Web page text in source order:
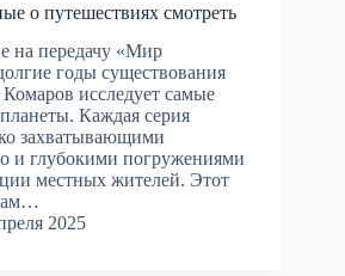
о путешествиях смотреть
на передачу «Мир
годы существования
исследует самые
Каждая серия
захватывающими
и глубокими погружениями
местных жителей. Этот
2025